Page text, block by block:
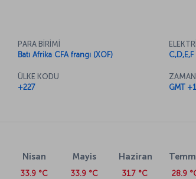
PARA BİRİMİ
Batı Afrika CFA frangı (XOF)
ÜLKE KODU
+227
C,D,E,F
ZAMAN
GMT +1
Nisan
33.9 °C
Mayis
33.9 °C
Haziran
31.7 °C 28.9